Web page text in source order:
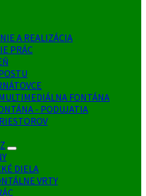
A REALIZÁCIA
PRÁC
FONTÁNA
- PODUJATIA
DIELA
VRTY